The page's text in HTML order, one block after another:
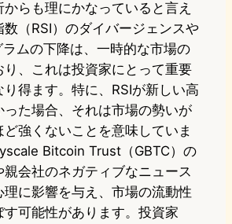
らも理にかなっていると言え
数（RSI）のダイバージェンスや
ムの下降は、一時的な市場の
り、これは投資家にとって重要
得ます。特に、RSIが新しい高
った場合、それは市場の勢いが
強くないことを意味していま
Bitcoin Trust（GBTC）の
会社のネガティブなニュース
理に影響を与え、市場の流動性
す可能性があります。投資家